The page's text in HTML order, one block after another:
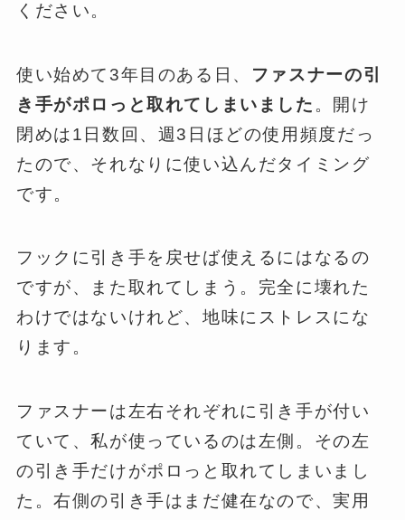
ください。
使い始めて3年目のある日、
ファスナーの引
き手がポロっと取れてしまいました 。開け
閉めは1日数回、週3日ほどの使用頻度だっ
たので、それなりに使い込んだタイミング
です。
フックに引き手を戻せば使えるにはなるの
ですが、また取れてしまう。完全に壊れた
わけではないけれど、地味にストレスにな
ります。
ファスナーは左右それぞれに引き手が付い
ていて、私が使っているのは左側。その左
の引き手だけがポロっと取れてしまいまし
た。右側の引き手はまだ健在なので、実用